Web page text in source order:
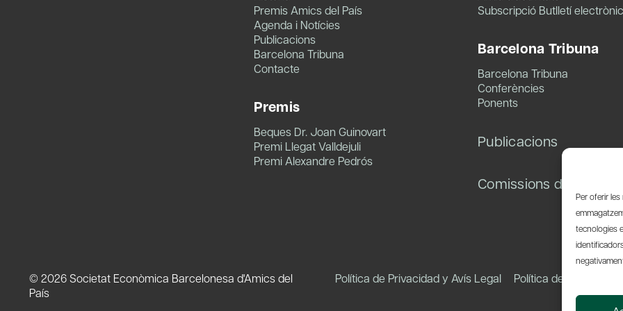
Per oferir
tecnologies
Premis Amics del País
Agenda i Notícies
Publicacions
Barcelona Tribuna
Contacte
Premis
Beques Dr. Joan Guinovart
Premi Llegat Valldejuli
Premi Alexandre Pedrós
Subscripció Butlletí electrònic
Barcelona Tribuna
Barcelona Tribuna
Conferències
Ponents
Publicacions
Comissions de treball
© 2026 Societat Econòmica Barcelonesa d'Amics del
País
Política de Privacidad y Avís Legal Política de Cookies